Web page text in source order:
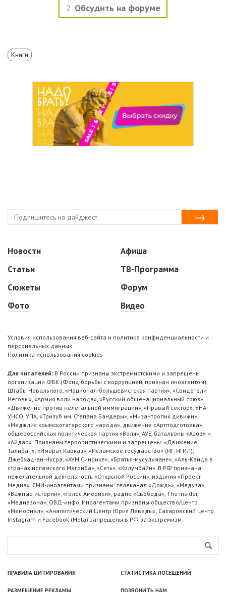
2 Обсудить на форуме
Книги
Новости
Статьи
Сюжеты
Фото
Афиша
ТВ-Программа
Форум
Видео
Условия использования веб-сайта и политика конфиденциальности и
персональных данных
Политика использования cookies
Для читателей: В России признаны экстремистскими и запрещены
организации ФБК (Фонд борьбы с коррупцией, признан иноагентом),
Штабы Навального, «Национал-большевистская партия», «Свидетели
Иеговы», «Армия воли народа», «Русский общенациональный союз»,
«Движение против нелегальной иммиграции», «Правый сектор», УНА-
УНСО, УПА, «Тризуб им. Степана Бандеры», «Мизантропик дивижн»,
«Меджлис крымскотатарского народа», движение «Артподготовка»,
общероссийская политическая партия «Воля», АУЕ, батальоны «Азов» и
«Айдар». Признаны террористическими и запрещены: «Движение
Талибан», «Имарат Кавказ», «Исламское государство» (ИГ, ИГИЛ),
Джебхад-ан-Нусра, «АУМ Синрике», «Братья-мусульмане», «Аль-Каида в
странах исламского Магриба», «Сеть», «Колумбайн». В РФ признана
нежелательной деятельность «Открытой России», издания «Проект
Медиа». СМИ-иноагентами признаны: телеканал «Дождь», «Медуза»,
«Важные истории», «Голос Америки», радио «Свобода», The Insider,
«Медиазона», ОВД-инфо. Иноагентами признаны общество/центр
«Мемориал», «Аналитический Центр Юрия Левады», Сахаровский центр.
Instagram и Facebook (Metа) запрещены в РФ за экстремизм.
ПРАВИЛА ЦИТИРОВАНИЯ СТАТИСТИКА ПОСЕЩЕНИЙ
РАЗМЕЩЕНИЕ РЕКЛАМЫ ПОЗВОНИТЬ НАМ